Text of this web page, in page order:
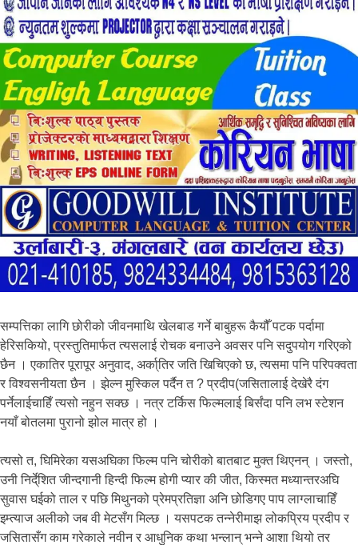
सम्पत्तिका लागि छोरीको जीवनमाथि खेलबाड गर्ने बाबुहरू कैयौँ पटक पर्दामा
हेरिसकियो, प्रस्तुतिमार्फत त्यसलाई रोचक बनाउने अवसर पनि सदुपयोग गरिएको
छैन । एकातिर पूरापूर अनुवाद, अर्का्तिर जति खिचिएको छ, त्यसमा पनि परिपक्वता
र विश्वसनीयता छैन । झेल्न मुस्किल पर्दैन त ? प्रदीप(जसितालाई देखेरै दंग
पर्नेलाईचाहिँ त्यसो नहुन सक्छ । नत्र टर्किस फिल्मलाई बिर्संदा पनि लभ स्टेशन
नयाँ बोतलमा पुरानो झोल मात्र हो ।
त्यसो त, घिमिरेका यसअघिका फिल्म पनि चोरीको बातबाट मुक्त थिएनन् । जस्तो,
उनी निर्दे्शित जीन्दगानी हिन्दी फिल्म होगी प्यार की जीत, किस्मत मध्यान्तरअघि
सुवास घईको ताल र पछि मिथुनको प्रेमप्रतिज्ञा अनि छोडिगए पाप लाग्लाचाहिँ
इम्त्याज अलीको जब वी मेटसँग मिल्छ । यसपटक तन्नेरीमाझ लोकप्रिय प्रदीप र
जसितासँग काम गरेकाले नवीन र आधुनिक कथा भन्लान् भन्ने आशा थियो तर